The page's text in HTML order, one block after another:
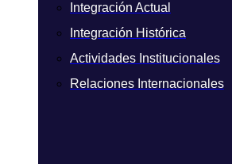
Integración Actual
Integración Histórica
Actividades Institucionales
Relaciones Internacionales